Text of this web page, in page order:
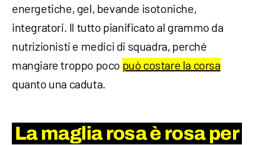
energetiche, gel, bevande isotoniche,
integratori. Il tutto pianificato al grammo da
nutrizionisti e medici di squadra, perché
mangiare troppo poco può costare la corsa
quanto una caduta.
La maglia rosa è rosa per